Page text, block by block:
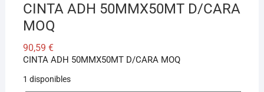
CINTA ADH 50MMX50MT D/CARA
MOQ
90,59 €
CINTA ADH 50MMX50MT D/CARA MOQ
1 disponibles